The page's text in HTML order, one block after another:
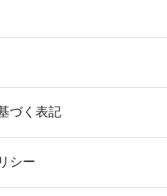
づく表記
シー